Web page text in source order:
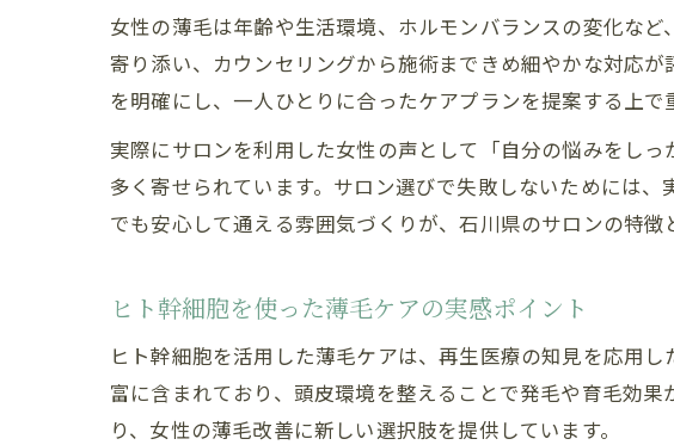
薄毛
石川
注目を集
女
石川
薄毛に
ヒト
女性の薄毛は年齢や生活環境、ホルモンバランスの変化な
寄り添い、カウンセリングから施術まできめ細やかな対応
を明確にし、一人ひとりに合ったケアプランを提案する上で
実際にサロンを利用した女性の声として「自分の悩みをし
多く寄せられています。サロン選びで失敗しないためには
でも安心して通える雰囲気づくりが、石川県のサロンの特徴
ヒト幹細胞を使った薄毛ケアの実感ポイント
ヒト幹細胞を活用した薄毛ケアは、再生医療の知見を応用
富に含まれており、頭皮環境を整えることで発毛や育毛効
り、女性の薄毛改善に新しい選択肢を提供しています。